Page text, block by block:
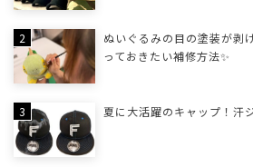
ぬいぐるみの目の塗装が剥
っておきたい補修方法✨
夏に大活躍のキャップ！汗